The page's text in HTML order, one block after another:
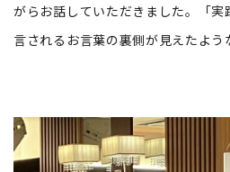
がらお話していただきました。「
言されるお言葉の裏側が見えたよう